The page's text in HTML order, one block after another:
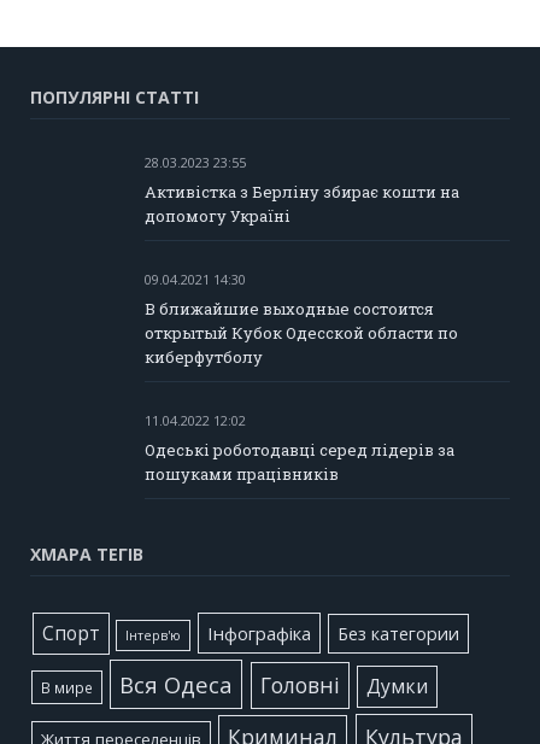
ПОПУЛЯРНІ СТАТТІ
28.03.2023 23:55
Активістка з Берліну збирає кошти на
допомогу Україні
09.04.2021 14:30
В ближайшие выходные состоится
открытый Кубок Одесской области по
киберфутболу
11.04.2022 12:02
Одеські роботодавці серед лідерів за
пошуками працівників
ХМАРА ТЕГІВ
Cпорт Інтерв'ю Інфографіка Без категории
В мире Вся Одеса Головні Думки
Життя переселенців Криминал Культура